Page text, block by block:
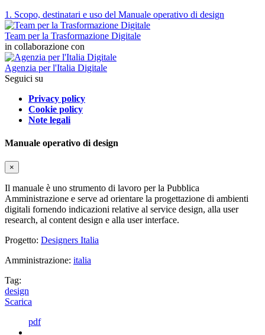
1. Scopo, destinatari e uso del Manuale operativo di design
Team per la Trasformazione Digitale
in collaborazione con
Agenzia per l'Italia Digitale
Seguici su
Privacy policy
Cookie policy
Note legali
Manuale operativo di design
×
Il manuale è uno strumento di lavoro per la Pubblica
Amministrazione e serve ad orientare la progettazione di ambienti
digitali fornendo indicazioni relative al service design, alla user
research, al content design e alla user interface.
Progetto: Designers Italia
Amministrazione: italia
Tag:
design
Scarica
pdf